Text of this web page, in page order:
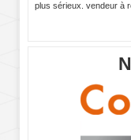
plus sérieux. vendeur à